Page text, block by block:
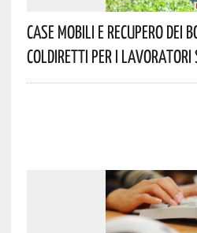
Case Mobili E Recupero Dei
Coldiretti Per I Lavoratori